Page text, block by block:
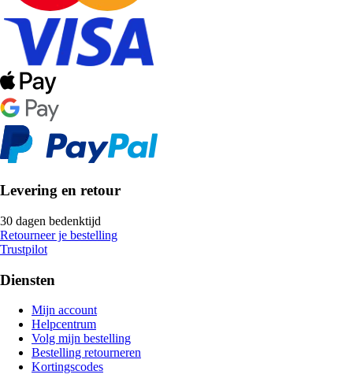
Levering en retour
30 dagen bedenktijd
Retourneer je bestelling
Trustpilot
Diensten
Mijn account
Helpcentrum
Volg mijn bestelling
Bestelling retourneren
Kortingscodes